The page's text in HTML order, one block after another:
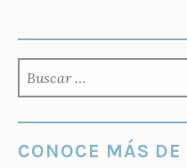
CONOCE MÁS